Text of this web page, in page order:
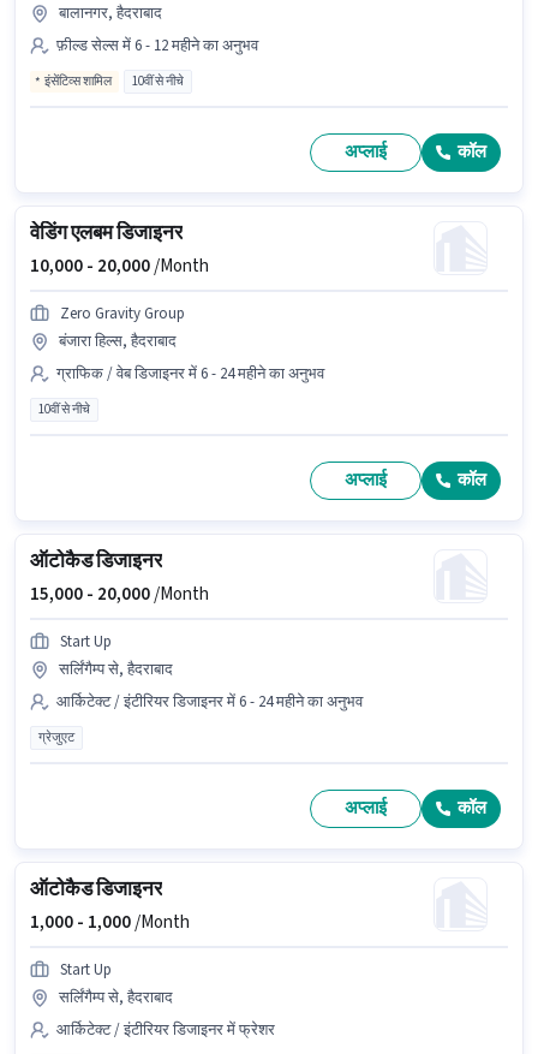
बालानगर, हैदराबाद
फ़ील्ड सेल्स में 6 - 12 महीने का अनुभव
इंसेंटिव्स शामिल 10वीं से नीचे
अप्लाई कॉल
वेडिंग एलबम डिजाइनर
10,000 - 20,000/Month
Zero Gravity Group
बंजारा हिल्स, हैदराबाद
ग्राफिक / वेब डिजाइनर में 6 - 24 महीने का अनुभव
10वीं से नीचे
अप्लाई कॉल
ऑटोकैड डिजाइनर
15,000 - 20,000/Month
Start Up
सर्लिंगैम्प से, हैदराबाद
आर्किटेक्ट / इंटीरियर डिजाइनर में 6 - 24 महीने का अनुभव
ग्रेजुएट
अप्लाई कॉल
ऑटोकैड डिजाइनर
1,000 - 1,000/Month
Start Up
सर्लिंगैम्प से, हैदराबाद
आर्किटेक्ट / इंटीरियर डिजाइनर में फ्रेशर